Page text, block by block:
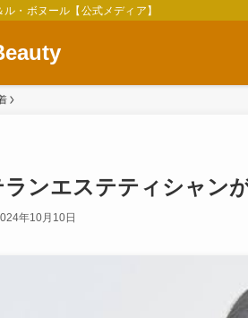
・ボヌール【公式メディア】
ランエステティシャン
年10月10日